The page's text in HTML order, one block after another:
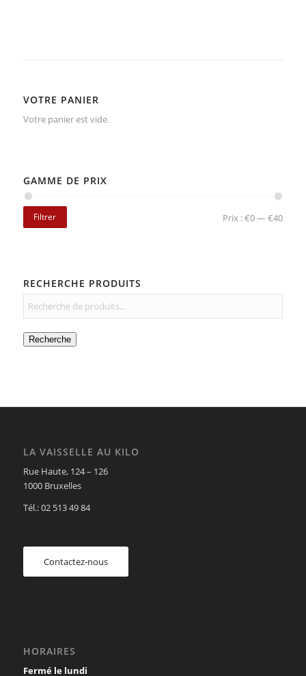
VOTRE PANIER
Votre panier est vide.
GAMME DE PRIX
Filtrer Prix :€0—€40
RECHERCHE PRODUITS
Recherche
LA VAISSELLE AU KILO
Rue Haute, 124 – 126
1000 Bruxelles
Tél.: 02 513 49 84
Contactez-nous
HORAIRES
Fermé le lundi